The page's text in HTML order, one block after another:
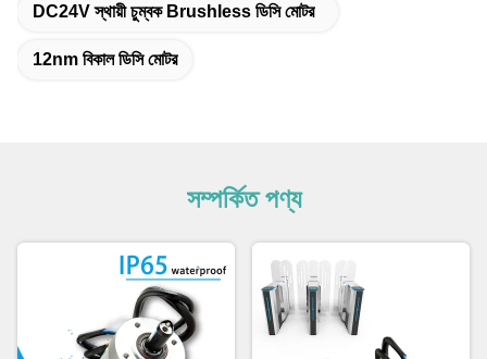
DC24V স্থায়ী চুম্বক Brushless ডিসি মোটর
12nm বিকাল ডিসি মোটর
সম্পর্কিত পণ্য